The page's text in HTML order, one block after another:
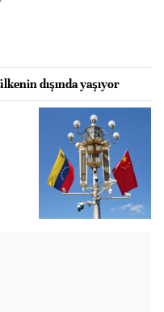
dışında yaşıyor